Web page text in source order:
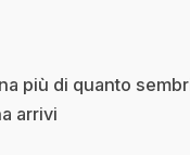
più di quanto
arrivi